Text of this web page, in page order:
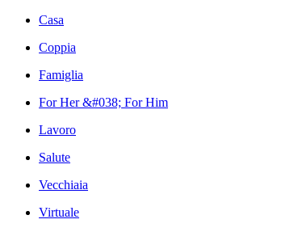
Casa
Coppia
Famiglia
For Her &#038; For Him
Lavoro
Salute
Vecchiaia
Virtuale